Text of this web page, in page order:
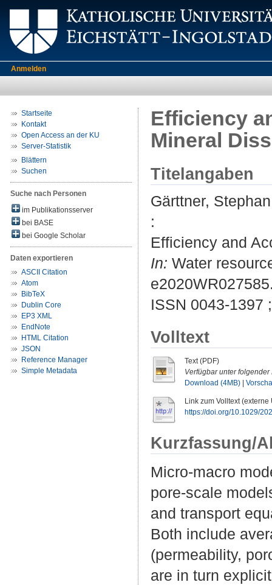
Anmelden
Startseite
Kontakt
Open Access an der KU
Server-Statistik
Blättern
Suchen
Suche nach Personen
im Publikationsserver
bei BASE
bei Google Scholar
Daten exportieren
ASCII Citation
Atom
BibTeX
Dublin Core
EP3 XML
EndNote
HTML Citation
JSON
Reference Manager
Simple Metadata
Efficiency
Mineral
Titelangaben
Gärttner, Stephan
:
Efficiency and
In: Water
ISSN 0043-1397
Volltext
Text (PDF)
Verfügbar unter folgender
Download (4MB)
Link zum Volltext (externe
https://doi.org/10.1029/
Kurzfassung/
Micro‐macro
pore‐scale
and transport
Both include
(permeability,
are in turn